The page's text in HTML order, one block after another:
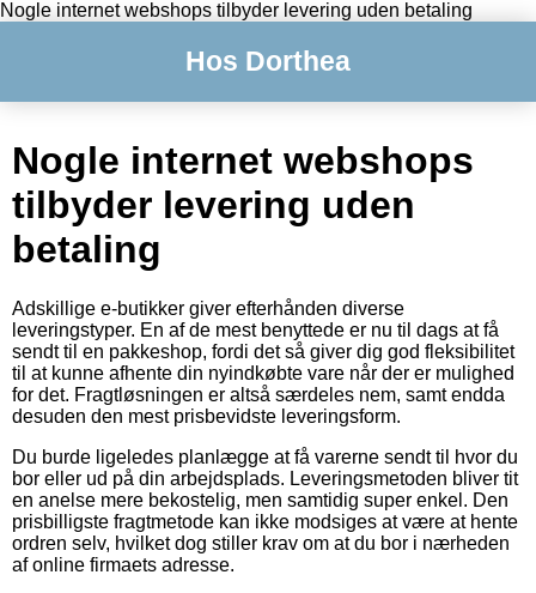
Nogle internet webshops tilbyder levering uden betaling
Hos Dorthea
Nogle internet webshops
tilbyder levering uden
betaling
Adskillige e-butikker giver efterhånden diverse
leveringstyper. En af de mest benyttede er nu til dags at få
sendt til en pakkeshop, fordi det så giver dig god fleksibilitet
til at kunne afhente din nyindkøbte vare når der er mulighed
for det. Fragtløsningen er altså særdeles nem, samt endda
desuden den mest prisbevidste leveringsform.
Du burde ligeledes planlægge at få varerne sendt til hvor du
bor eller ud på din arbejdsplads. Leveringsmetoden bliver tit
en anelse mere bekostelig, men samtidig super enkel. Den
prisbilligste fragtmetode kan ikke modsiges at være at hente
ordren selv, hvilket dog stiller krav om at du bor i nærheden
af online firmaets adresse.